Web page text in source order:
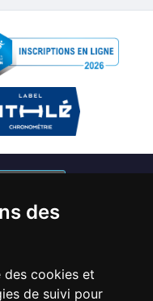
des
des cookies et
de suivi pour